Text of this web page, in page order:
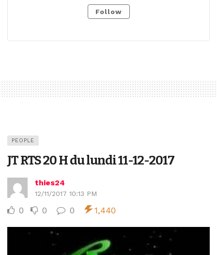
Follow
PEOPLE
JT RTS 20 H du lundi 11-12-2017
thies24
12/11/2017 10:13 PM
0 0 0 1,440